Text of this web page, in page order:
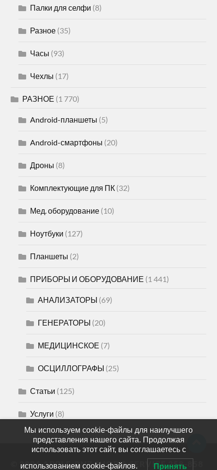
Палки для селфи (8)
Разное (35)
Часы (93)
Чехлы (17)
РАЗНОЕ (1 770)
Android-планшеты (5)
Android-смартфоны (20)
Дроны (8)
Комплектующие для ПК (32)
Мед. оборудование (10)
Ноутбуки (127)
Планшеты (2)
ПРИБОРЫ И ОБОРУДОВАНИЕ (1 441)
АНАЛИЗАТОРЫ (69)
ГЕНЕРАТОРЫ (20)
МЕДИЦИНСКОЕ (7)
ОСЦИЛЛОГРАФЫ (25)
Статьи (125)
Услуги (8)
© 2026APPLE-PNZ SHOP & SERVICE 258-858
Мы используем cookie-файлы для наилучшего
представления нашего сайта. Продолжая
использовать этот сайт, вы соглашаетесь с
использованием cookie-файлов. Принять